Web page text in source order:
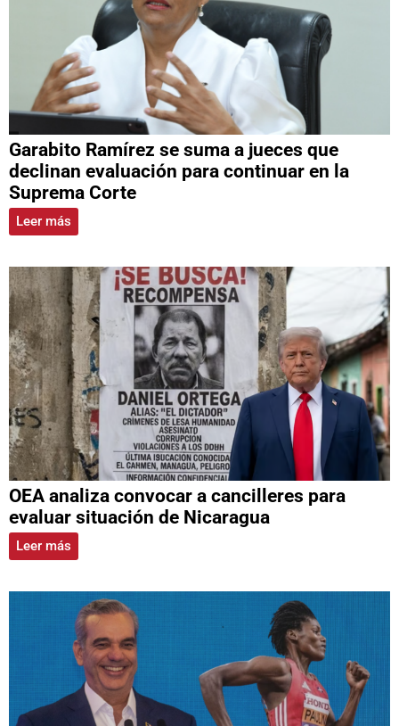
Garabito Ramírez se suma a jueces que
declinan evaluación para continuar en la
Suprema Corte
Leer más
OEA analiza convocar a cancilleres para
evaluar situación de Nicaragua
Leer más